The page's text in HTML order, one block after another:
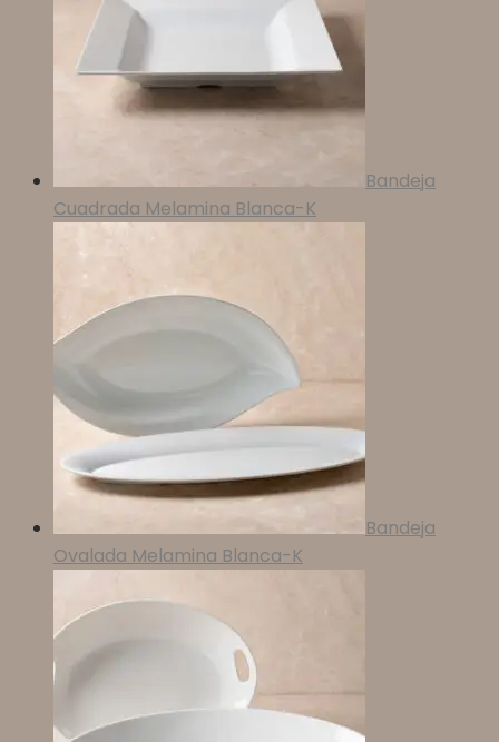
Bandeja
Cuadrada Melamina Blanca-K
Bandeja
Ovalada Melamina Blanca-K